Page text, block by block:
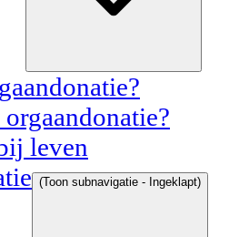
leven
(Toon subnavigatie - Ingeklapt)